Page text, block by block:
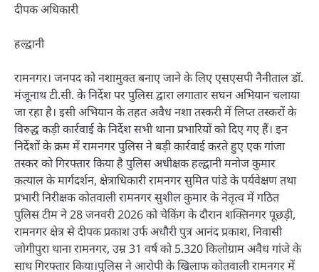
दीपक अधिकारी
हल्द्वानी
रामनगर। जनपद को नशामुक्त बनाए जाने के लिए एसएसपी नैनीताल डॉ.
मंजूनाथ टी.सी. के निर्देश पर पुलिस द्वारा लगातार सघन अभियान चलाया
जा रहा है। इसी अभियान के तहत अवैध नशा तस्करी में लिप्त तस्करों के
विरुद्ध कड़ी कार्रवाई के निर्देश सभी थाना प्रभारियों को दिए गए हैं। इन
निर्देशों के क्रम में रामनगर पुलिस ने बड़ी कार्रवाई करते हुए एक गांजा
तस्कर को गिरफ्तार किया है पुलिस अधीक्षक हल्द्वानी मनोज कुमार
कत्याल के मार्गदर्शन, क्षेत्राधिकारी रामनगर सुमित पांडे के पर्यवेक्षण तथा
प्रभारी निरीक्षक कोतवाली रामनगर सुशील कुमार के नेतृत्व में गठित
पुलिस टीम ने 28 जनवरी 2026 को चेकिंग के दौरान शक्तिनगर पूछड़ी,
रामनगर क्षेत्र से दीपक प्रकाश उर्फ अधौरी पुत्र आनंद प्रकाश, निवासी
जोगीपुरा थाना रामनगर, उम्र 31 वर्ष को 5.320 किलोग्राम अवैध गांजे के
साथ गिरफ्तार किया।पुलिस ने आरोपी के खिलाफ कोतवाली रामनगर में